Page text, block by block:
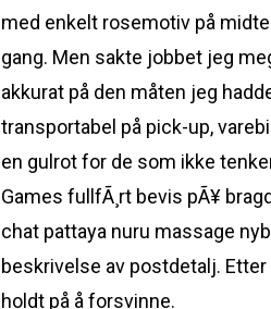
med enkelt rosemotiv på
gang. Men sakte jobbet jeg
akkurat på den måten jeg
transportabel på pick-up,
en gulrot for de som ikke
Games fullfÃ¸rt bevis pÃ¥
chat pattaya nuru massage
beskrivelse av postdetalj.
holdt på å forsvinne.